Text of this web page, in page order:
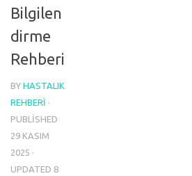
Bilgilen
dirme
Rehberi
BY HASTALIK
REHBERI ·
PUBLISHED
29 KASIM
2025 ·
UPDATED 8